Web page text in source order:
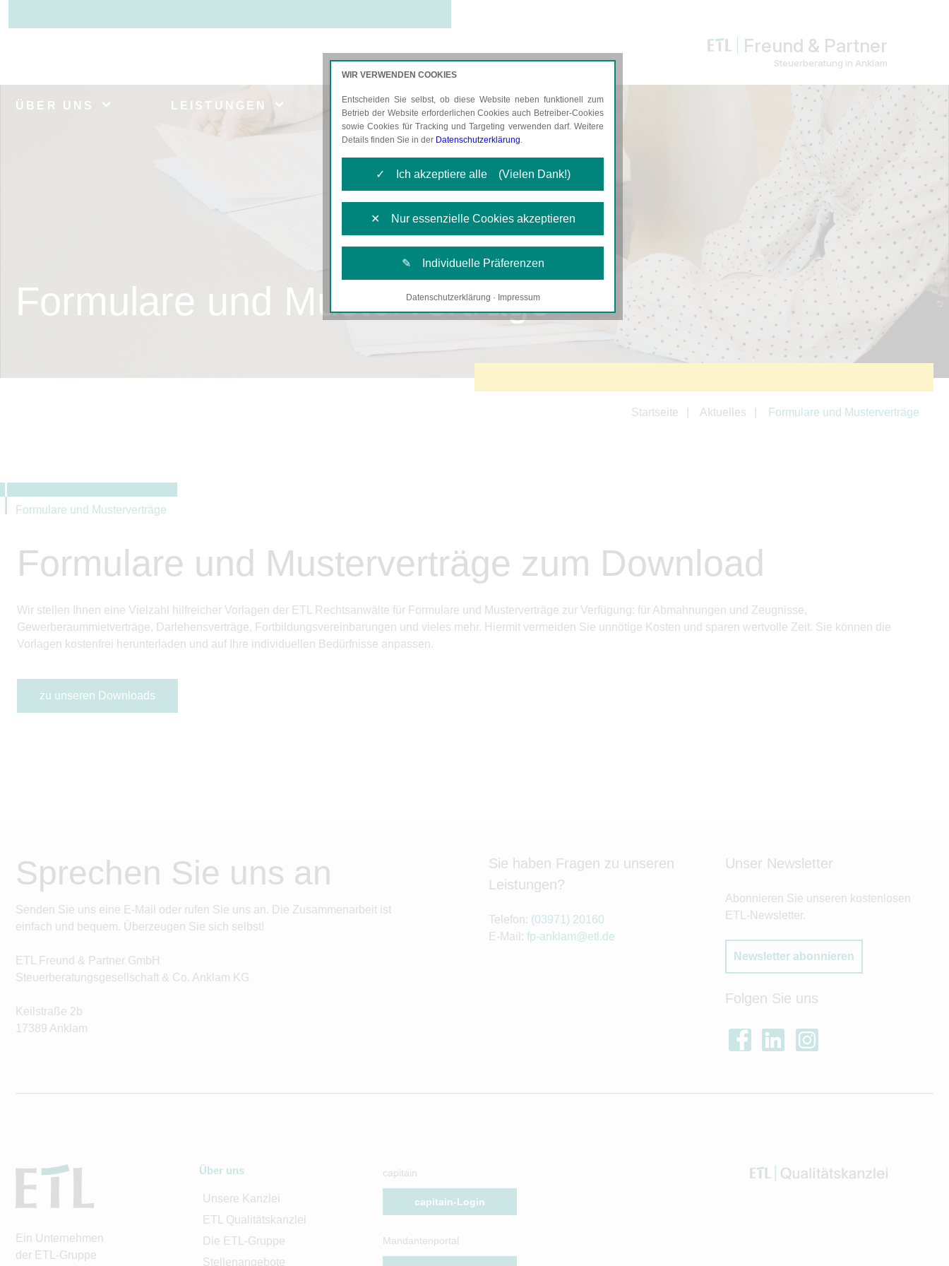
Freund & Partner
Steuerberatung in Anklam
ÜBER UNS LEISTUNGEN AKTUELLES KARRIERE
Formulare und Musterverträge
Startseite Aktuelles Formulare und Musterverträge
Formulare und Musterverträge
Formulare und Musterverträge zum Download
Wir stellen Ihnen eine Vielzahl hilfreicher Vorlagen der ETL Rechtsanwälte für Formulare und Musterverträge zur Verfügung: für Abmahnungen und Zeugnisse,
Gewerberaummietverträge, Darlehens­verträge, Fortbildungs­vereinbarungen und vieles mehr. Hiermit vermeiden Sie unnötige Kosten und sparen wertvolle Zeit. Sie können die
Vorlagen kostenfrei herunterladen und auf Ihre individuellen Bedürfnisse anpassen.
zu unseren Downloads
Sprechen Sie uns an
Senden Sie uns eine E-Mail oder rufen Sie uns an. Die Zusammenarbeit ist
einfach und bequem. Überzeugen Sie sich selbst!
ETL Freund & Partner GmbH
Steuerberatungsgesellschaft & Co. Anklam KG
Keilstraße 2b
17389 Anklam
Sie haben Fragen zu unseren
Leistungen?
Telefon: (03971) 20160
E-Mail: fp-anklam@etl.de
Unser Newsletter
Abonnieren Sie unseren kostenlosen
ETL-Newsletter.
Newsletter abonnieren
Folgen Sie uns
Ein Unternehmen
der ETL-Gruppe
Über uns
Unsere Kanzlei
ETL Qualitätskanzlei
Die ETL-Gruppe
Stellenangebote
capitain
capitain-Login
Mandantenportal
WIR VERWENDEN COOKIES
Entscheiden Sie selbst, ob diese Website neben funktionell zum
Betrieb der Website erforderlichen Cookies auch Betreiber-Cookies
sowie Cookies für Tracking und Targeting verwenden darf. Weitere
Details finden Sie in der Datenschutzerklärung.
✓ Ich akzeptiere alle (Vielen Dank!)
✕ Nur essenzielle Cookies akzeptieren
✎ Individuelle Präferenzen
Notwendige Cookies
Tracking- und Targeting-Cookies
Datenschutzerklärung · Impressum